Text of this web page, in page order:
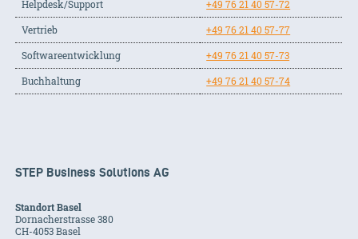
Helpdesk/Support
+49 76 21 40 57-72
Vertrieb
+49 76 21 40 57-77
Softwareentwicklung
+49 76 21 40 57-73
Buchhaltung
+49 76 21 40 57-74
STEP Business Solutions AG
Standort Basel
Dornacherstrasse 380
CH-4053Basel